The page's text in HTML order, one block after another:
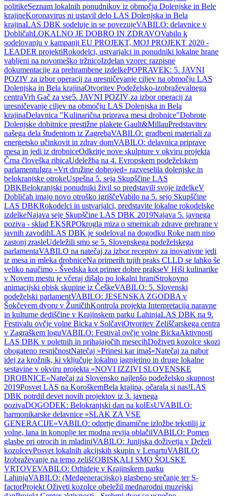
politikeSeznam lokalnih ponudnikov iz območja Dolenjske in Bele
krajineKoronavirus ni ustavil delo LAS Dolenjska in Bela
krajinaLAS DBK sodeluje in se povezujeVABILO: delavnice v
DobličahLOKALNO JE DOBRO IN ZDRAVOVabilo k
sodelovanju v kampanji EU PROJEKT, MOJ PROJEKT 2020 -
LEADER projektiRokodelci, ustvarjalci in ponudniki lokalne hrane
vabljeni na novomeško tržnicoIzdelan vzorec razpisne
dokumentacije za prehrambene izdelkePOPRAVEK: 5. JAVNI
POZIV za izbor operacij za uresničevanje ciljev na območju LAS
Dolenjska in Bela krajinaOtvoritev Podeželsko-izobraževalnega
centraVrh Gač za vse5. JAVNI POZIV za izbor operacij za
uresničevanje ciljev na območju LAS Dolenjska in Bela
krajinaDelavnica "Kulinarična priprava mesa drobnice"Dobrote
Dolenjske dobitnice prestižne plakete Gault&MillauPredstavitev
našega dela študentom iz ZagrebaVABILO: gradbeni materiali za
energetsko učinkovit in zdrav domVABILO: delavnica priprave
mesa in jedi iz drobniceOdkritje nove skulpture v okviru projekta
Črna človeška ribicaUdeležba na 4. Evropskem podeželskem
parlamentuIgra »Vrt družine dobrojed« razveselila dolenjske in
belokranjske otrokeUspešna 5. seja Skupščine LAS
DBKBelokranjski ponudniki živil so predstavili svoje izdelkeV
Dobličah imajo novo otroško igriščeVabilo na 5. sejo Skupščine
LAS DBKRokodelci in ustvarjalci, predstavite lokalne rokodelske
izdelkeNajava seje Skupščine LAS DBK 2019Najava 5. javnega
poziva - sklad EKSRPOkrogla miza o smernicah zdrave prehrane v
javnih zavodihLAS DBK je sodeloval na dogodku Roke nam niso
zastonj zrasleUdeležili smo se 5. Slovenskega podeželskega
parlamentaVABILO na natečaj za izbor receptov za inovativne jedi
iz mesa in mleka drobniceNa primerih tujih praks CLLD se lahko še
veliko naučimo - Švedska kot primer dobre prakseV Hiši kulinarike
v Novem mestu je včeraj dišalo po lokalni hraniStrokovno
animacijski obisk skupine iz ČeškeVABILO: 5. Slovenski
podeželski parlamentVABILO: JESENSKA ZGODBA v
Šokčevem dvoru v ŽuničihKontrola projekta Interpretacija naravne
in kulturne dediščine v Krajinskem parku LahinjaLAS DBK na 9.
Festivalu ovčje volne Bicka v SolčaviOtvoritev Zeliščarskega centra
v Zagraškem loguVABILO: Festival ovčje volne BickaAktivnosti
LAS DBK v poletnih in prihajajočih mesecihDoživeti kozolce skozi
obogateno resničnostNatečaj »Prinesi kar imaš«Natečaj za nabor
idej za krožnik, ki vključuje lokalno jagnjetino in druge lokalne
sestavine v okviru projekta »NOVI IZZIVI SLOVENSKE
DROBNICE«Natečaj za Slovensko najlepšo podeželsko skupnost
2019Posvet LAS na KoroškemBela krajina, očarala si nas!LAS
DBK potrdil devet novih projektov iz 3. javnega
pozivaDOGODEK: Belokranjski dan na kolEsUVABILO:
harmonikarske delavnice »SLAK ZA VSE
GENERACIJE«VABILO: odprtje dinamične izložbe tekstilij iz
volne, lana in konoplje ter modna revija oblačilVABILO: Pomen
glasbe pri otrocih in mladiniVABILO: Junijska doživetja v Deželi
kozolcevPosvet lokalnih akcijskih skupin v LenartuVABILO:
Izobraževanje na temo zeliščOBISKALI SMO ŠOLSKE
VRTOVEVABILO: Orhideje v Krajinskem parku
LahinjaVABILO: (Medgeneracijsko) glasbeno srečanje ter S-
factorProjekt Oživeti kozolce obeležil mednarodni muzejski